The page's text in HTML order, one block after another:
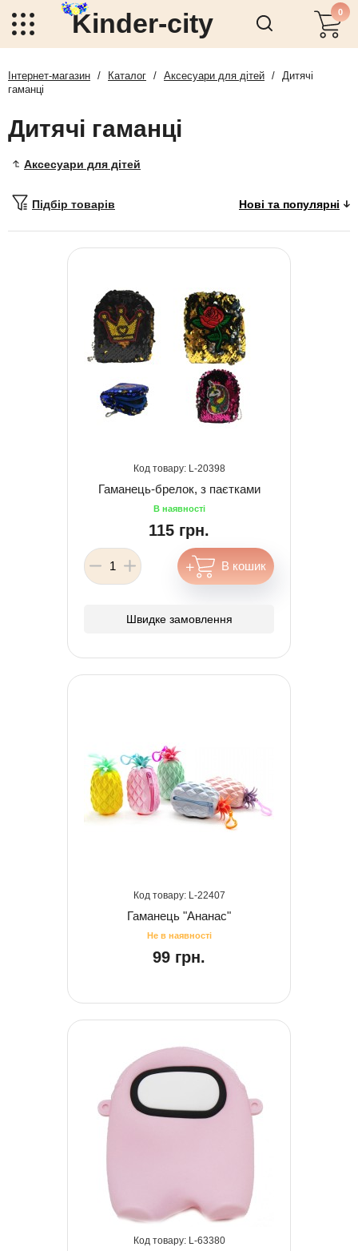
Kinder-city 0
Інтернет-магазин / Каталог / Аксесуари для дітей / Дитячі
гаманці
Дитячі гаманці
Аксесуари для дітей
Підбір товарів
20398
Гаманець-брелок, з паєтками
115 грн.
Швидке замовлення
22407
Гаманець "Ананас"
99 грн.
63380